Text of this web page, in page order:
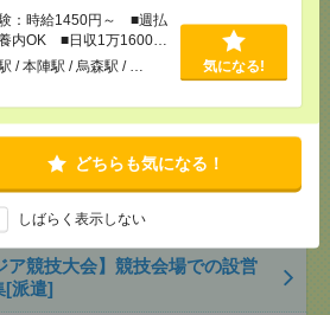
：時給1450円～ ■週払
内OK ■日収1万1600円
/ 本陣駅 / 烏森駅 / … 気になる!
どちらも気になる！
しばらく表示しない
未経験OK＊おばあちゃんのお
円 / 初任者以上：時給
気になる！
ア競技大会】競技会場での設営
[派遣]